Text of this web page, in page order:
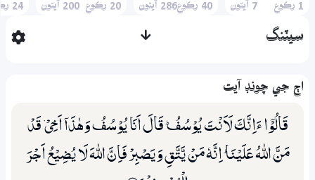
1 رڪوع 7 آيتون 40 رڪوع 286 آيتون 20 رڪوع 200 آيتون 24 رڪوع
سيٽنگ
اڄ جي چونڊ آيت
قَالُوْٓا ءَاِنَّكَ لَاَنْتَ يُوْسُفُ ۭ قَالَ اَنَا يُوْسُفُ وَهٰذَآ اَخِيْ ۡ قَدْ
مَنَّ اللّٰهُ عَلَيْنَا ۭ اِنَّهٗ مَنْ يَّتَّقِ وَيَصْبِرْ فَاِنَّ اللّٰهَ لَا يُضِيْعُ اَجْرَ